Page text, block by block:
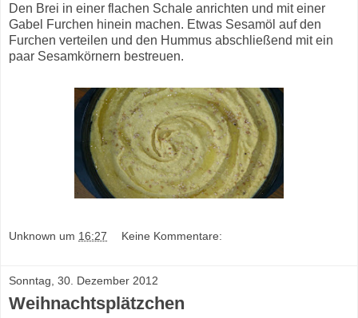
Den Brei in einer flachen Schale anrichten und mit einer
Gabel Furchen hinein machen. Etwas Sesamöl auf den
Furchen verteilen und den Hummus abschließend mit ein
paar Sesamkörnern bestreuen.
Unknown um 16:27 Keine Kommentare:
Sonntag, 30. Dezember 2012
Weihnachtsplätzchen